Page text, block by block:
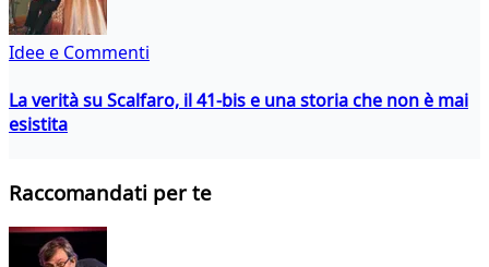
Idee e Commenti
La verità su Scalfaro, il 41-bis e una storia che non è mai
esistita
Raccomandati per te